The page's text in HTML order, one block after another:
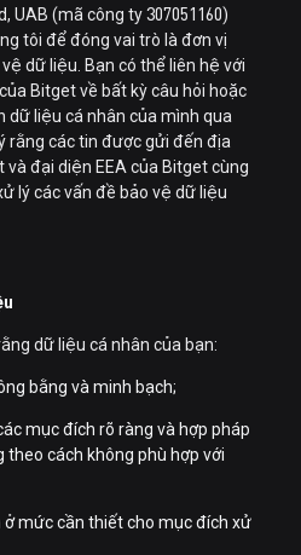
UAB (mã công ty 307051160)
tôi để đóng vai trò là đơn vị
dữ liệu. Bạn có thể liên hệ với
Bitget về bất kỳ câu hỏi hoặc
dữ liệu cá nhân của mình qua
rằng các tin được gửi đến địa
đại diện EEA của Bitget cùng
lý các vấn đề bảo vệ dữ liệu
dữ liệu cá nhân của bạn:
bằng và minh bạch;
mục đích rõ ràng và hợp pháp
cách không phù hợp với
ở mức cần thiết cho mục đích xử